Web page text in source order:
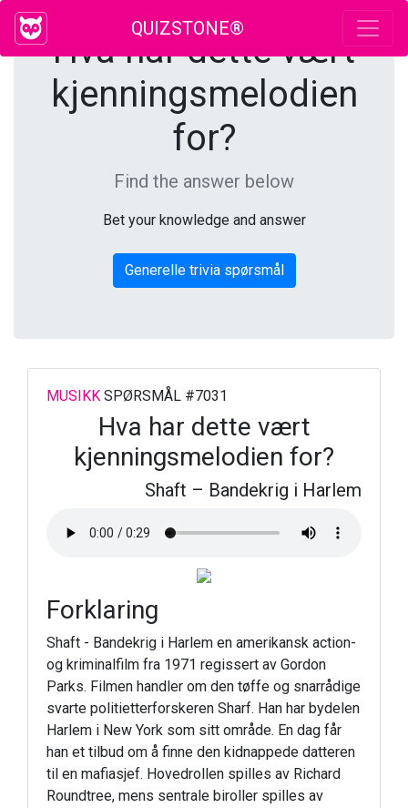
QUIZSTONE®
Hva har dette vært
kjenningsmelodien
for?
Find the answer below
Bet your knowledge and answer
Generelle trivia spørsmål
MUSIKK SPØRSMÅL #7031
Hva har dette vært
kjenningsmelodien for?
Shaft – Bandekrig i Harlem
Forklaring
Shaft - Bandekrig i Harlem en amerikansk action-
og kriminalfilm fra 1971 regissert av Gordon
Parks. Filmen handler om den tøffe og snarrådige
svarte politietterforskeren Sharf. Han har bydelen
Harlem i New York som sitt område. En dag får
han et tilbud om å finne den kidnappede datteren
til en mafiasjef. Hovedrollen spilles av Richard
Roundtree, mens sentrale biroller spilles av